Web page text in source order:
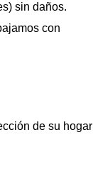
sin daños.
con
de su hogar